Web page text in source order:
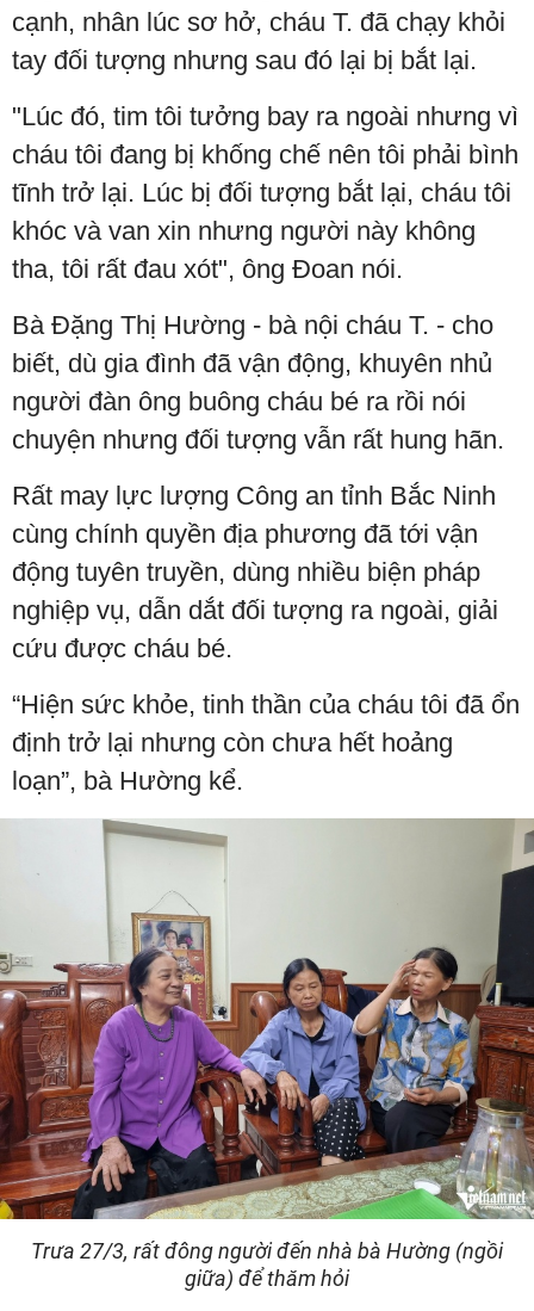
cạnh, nhân lúc sơ hở, cháu T. đã chạy khỏi
tay đối tượng nhưng sau đó lại bị bắt lại.
"Lúc đó, tim tôi tưởng bay ra ngoài nhưng vì
cháu tôi đang bị khống chế nên tôi phải bình
tĩnh trở lại. Lúc bị đối tượng bắt lại, cháu tôi
khóc và van xin nhưng người này không
tha, tôi rất đau xót", ông Đoan nói.
Bà Đặng Thị Hường - bà nội cháu T. - cho
biết, dù gia đình đã vận động, khuyên nhủ
người đàn ông buông cháu bé ra rồi nói
chuyện nhưng đối tượng vẫn rất hung hãn.
Rất may lực lượng Công an tỉnh Bắc Ninh
cùng chính quyền địa phương đã tới vận
động tuyên truyền, dùng nhiều biện pháp
nghiệp vụ, dẫn dắt đối tượng ra ngoài, giải
cứu được cháu bé.
“Hiện sức khỏe, tinh thần của cháu tôi đã ổn
định trở lại nhưng còn chưa hết hoảng
loạn”, bà Hường kể.
Trưa 27/3, rất đông người đến nhà bà Hường (ngồi
giữa) để thăm hỏi